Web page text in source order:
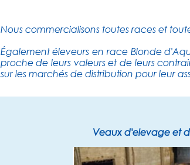
Nous commercialisons toutes races et
Également éleveurs en race Blonde
proche de leurs valeurs et de leurs
sur les marchés de distribution pour leur
Veaux d'elevage et